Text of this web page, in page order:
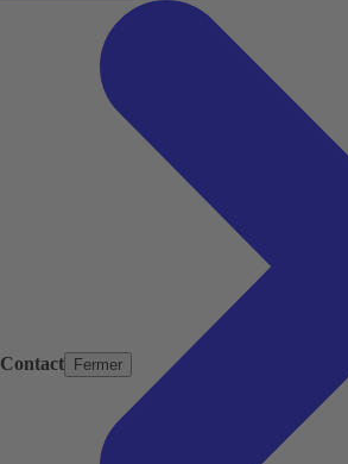
Contact Fermer